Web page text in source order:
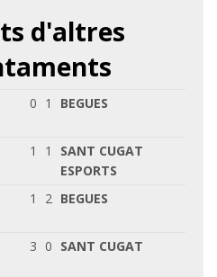
d'altres
0 1 BEGUES
1 1
SANT CUGAT
ESPORTS
1 2 BEGUES
3 0 SANT CUGAT